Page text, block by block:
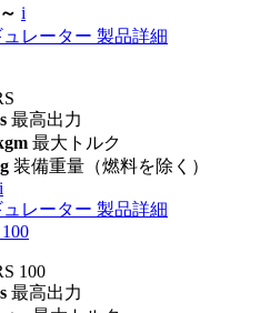
i
レーター 製品詳細
最高出力
最大トルク
装備重量（燃料を除く）
i
レーター 製品詳細
100
最高出力